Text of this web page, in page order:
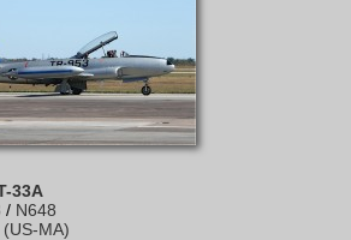
33A
/ N648
(US-MA)